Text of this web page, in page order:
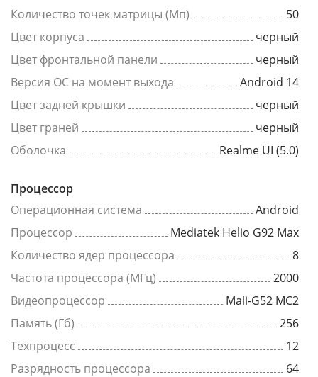
Количество точек матрицы (Мп)
50
Цвет корпуса
черный
Цвет фронтальной панели
черный
Версия ОС на момент выхода
Android 14
Цвет задней крышки
черный
Цвет граней
черный
Оболочка
Realme UI (5.0)
Процессор
Операционная система
Android
Процессор
Mediatek Helio G92 Max
Количество ядер процессора
8
Частота процессора (МГц)
2000
Видеопроцессор
Mali-G52 MC2
Память (Гб)
256
Техпроцесс
12
Разрядность процессора
64